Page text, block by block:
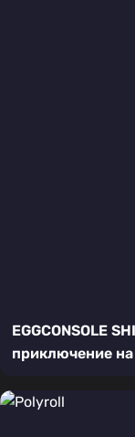
EGGCONSOLE
приключение